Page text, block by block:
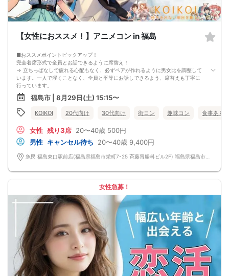
【女性におススメ！】アニメコン in 福島
■おススメポイントピックアップ！
完全着席形式で全員とお話できるように席替え！
→ 立ちっぱなしで疲れる心配もなく、必ずペアが作れるように男女比を調整して
います。一人で浮くことなく、全員と平等にお話しできるよう、席替えも丁寧に
行っています。
会話を盛り上げるプロフィールシート＆アニメ一覧表！
→ 趣味や好みからスムーズに会話がスタート！「何を話そう…」と悩むことな
く、共通の話題で盛り上がれます。
自然なつながりをサポートするマッチングゲーム開催！
返却されるので安心です。
■最少催行人数
男女2対2
■中止判断タイミング
前日20時、または開催6時間前の時点で最少開催人数に満たない場合
→ お酒が飲めない方にはソフトドリンクも豊富にご用意しています！
福島市 | 8月29日(土) 15:15〜
KOIKOI 20代向け 30代向け 街コン 趣味コン 食事あり
女性 残り3席 20〜40歳 500円
男性 キャンセル待ち 20〜40歳 9,400円
女性急募！